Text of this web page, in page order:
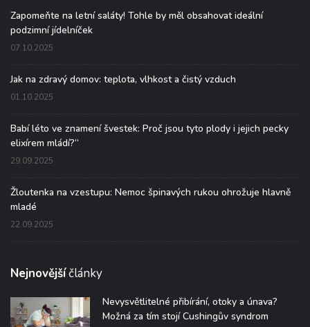
Zapomeňte na letní saláty! Tohle by měl obsahovat ideální
podzimní jídelníček
07.10.2025
Jak na zdravý domov: teplota, vlhkost a čistý vzduch
01.10.2025
Babí léto ve znamení švestek: Proč jsou tyto plody i jejich pecky
elixírem mládí?“
29.09.2025
Žloutenka na vzestupu: Nemoc špinavých rukou ohrožuje hlavně
mladé
22.09.2025
Nejnovějšíčlánky
Nevysvětlitelné přibírání, otoky a únava?
Možná za tím stojí Cushingův syndrom